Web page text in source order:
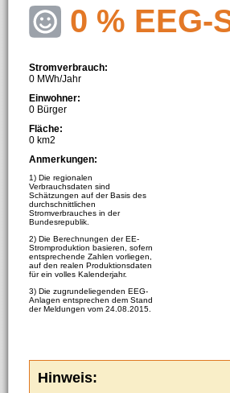
0 % EEG-
Stromverbrauch:
0 MWh/Jahr
Einwohner:
0 Bürger
Fläche:
0 km2
Anmerkungen:
1) Die regionalen
Verbrauchsdaten sind
Schätzungen auf der Basis des
durchschnittlichen
Stromverbrauches in der
Bundesrepublik.
2) Die Berechnungen der EE-
Stromproduktion basieren, sofern
entsprechende Zahlen vorliegen,
auf den realen Produktionsdaten
für ein volles Kalenderjahr.
3) Die zugrundeliegenden EEG-
Anlagen entsprechen dem Stand
der Meldungen vom 24.08.2015.
Hinweis: